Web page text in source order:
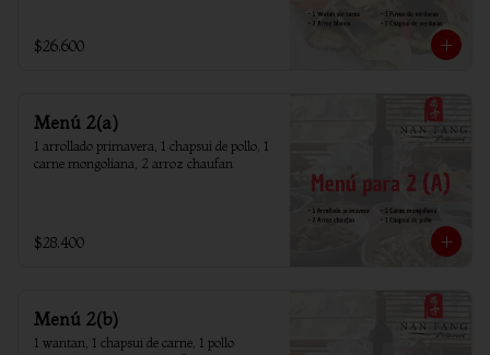
$26.600
Menú 2(a)
1 arrollado primavera, 1 chapsui de pollo, 1
carne mongoliana, 2 arroz chaufan
$28.400
Menú 2(b)
1 wantan, 1 chapsui de carne, 1 pollo